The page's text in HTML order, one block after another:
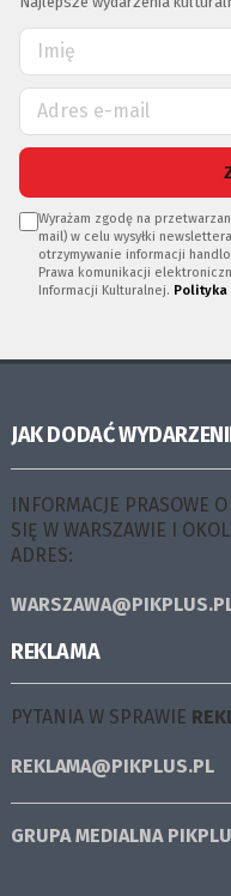
Wyrażam zgodę na
mail) w celu wysyłki
otrzymywanie informacji
Prawa komunikacji
Informacji Kulturalnej. Polityka
JAK DODAĆ
INFORMACJE PRASOWE
SIĘ W WARSZAWIE I
ADRES:
REKLAMA
PYTANIA W SPRAWIE
REKLAMA@PIKPLUS.PL
GRUPA MEDIALNA